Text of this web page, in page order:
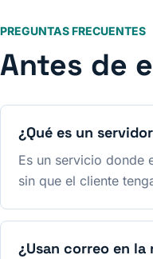
PREGUNTAS FRECUENTES
Antes de
¿Qué es un
Es un servicio donde
sin que el cliente
¿Usan correo en